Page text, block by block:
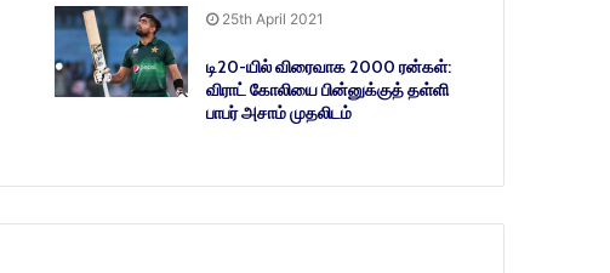
25th April 2021
டி20-யில் விரைவாக 2000 ரன்கள்:
விராட் கோலியை பின்னுக்குத் தள்ளி
பாபர் அசாம் முதலிடம்